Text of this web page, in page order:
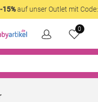
-15%auf unser Outlet mit Code:
0